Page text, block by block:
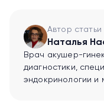
Автор статьи
Наталья
Врач акушер-
диагностики,
эндокринологии и